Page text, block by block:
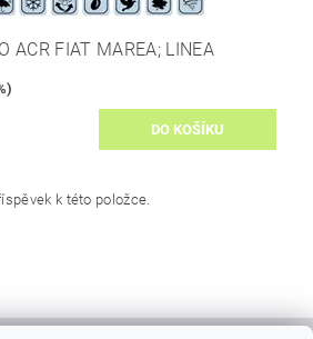
ACR FIAT MAREA; LINEA
k této položce.